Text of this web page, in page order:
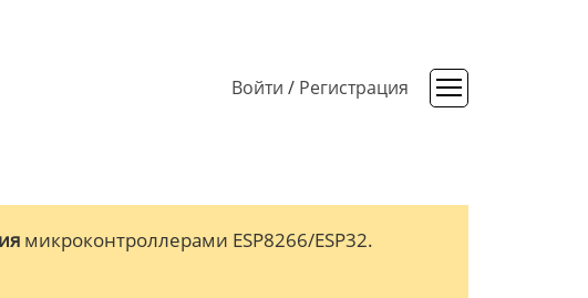
Войти / Регистрация
микроконтроллерами ESP8266/ESP32.